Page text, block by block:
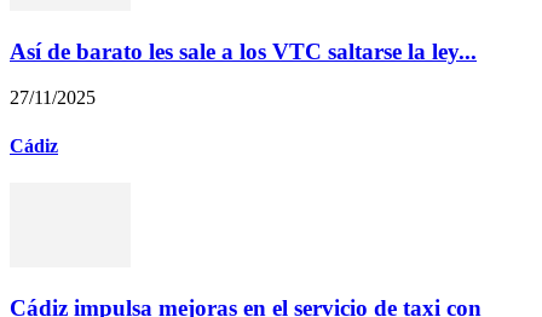
Así de barato les sale a los VTC saltarse la ley...
27/11/2025
Cádiz
Cádiz impulsa mejoras en el servicio de taxi con